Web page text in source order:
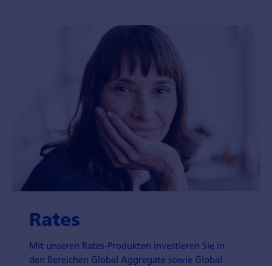
Rates
Mit unseren Rates-Produkten investieren Sie in
den Bereichen Global Aggregate sowie Global